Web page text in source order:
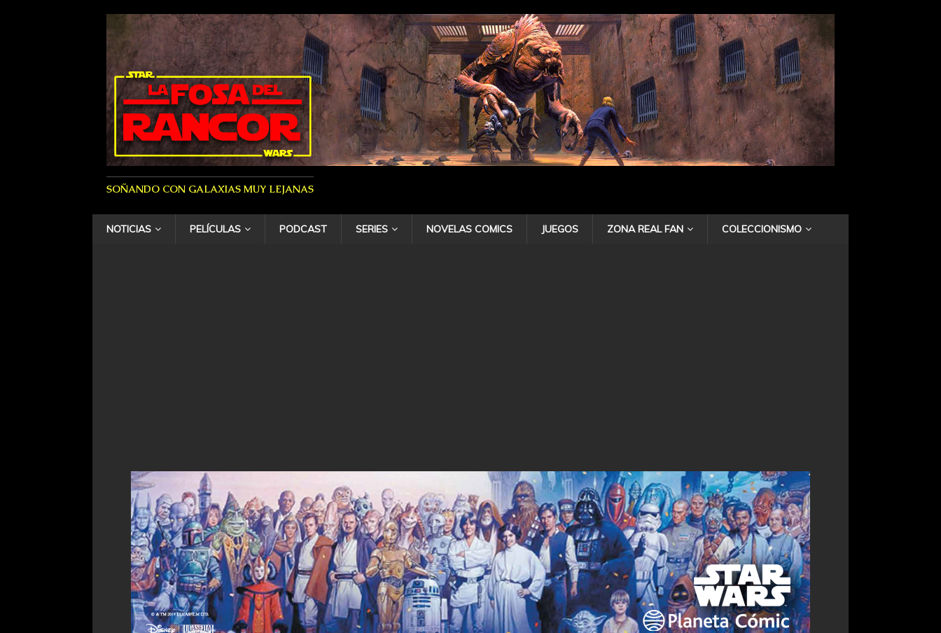
SOÑANDO CON GALAXIAS MUY LEJANAS
NOTICIAS PELÍCULAS PODCAST SERIES NOVELAS COMICS JUEGOS ZONA REAL FAN COLECCIONISMO